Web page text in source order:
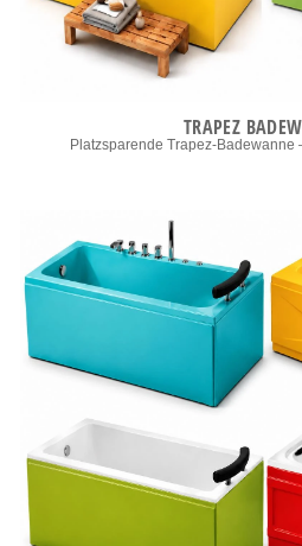
TRAPEZ
Platzsparende Trapez-Badewanne